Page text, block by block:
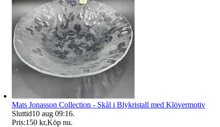
Mats Jonasson Collection - Skål i Blykristall med Klövermotiv
Sluttid10 aug 09:16.
Pris:150 kr,Köp nu.